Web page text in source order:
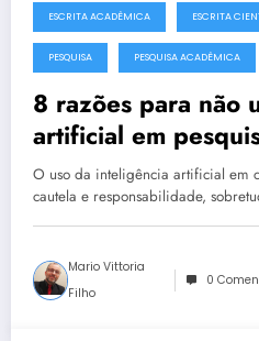
ESCRITA ACADÊMICA ESCRITA
PESQUISA PESQUISA ACADÊMICA
8 razões para não
artificial em
estudos científicos
O uso da inteligência artificial em
cautela e responsabilidade,
Mario Vittoria
Filho
0